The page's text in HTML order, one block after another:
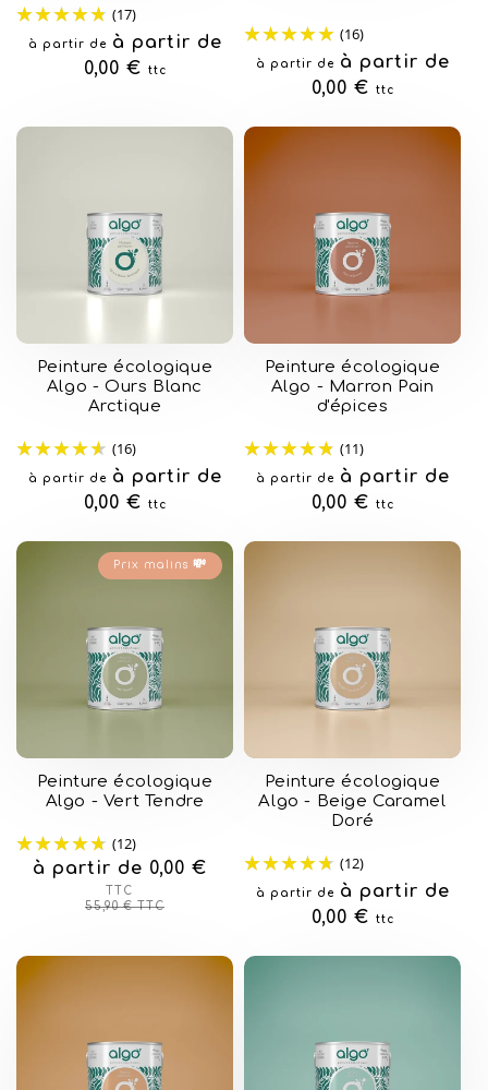
(17)
Prix
habituel
à partir de
à partir de
0,00 €
ttc
(16)
Prix
habituel
à partir de
à partir de
0,00 €
ttc
Peinture écologique
Algo - Ours Blanc
Arctique
(16)
Prix
habituel
à partir de
à partir de
0,00 €
ttc
Peinture écologique
Algo - Marron Pain
d'épices
(11)
Prix
habituel
à partir de
à partir de
0,00 €
ttc
Prix malins 💸
Peinture écologique
Algo - Vert Tendre
(12)
Prix
habituel
55,90 € TTC
Prix
soldé
à partir de 0,00 €
TTC
Peinture écologique
Algo - Beige Caramel
Doré
(12)
Prix
habituel
à partir de
à partir de
0,00 €
ttc